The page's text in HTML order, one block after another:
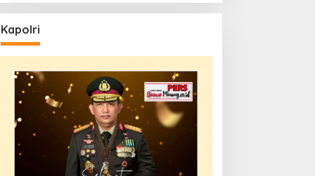
Kapolri